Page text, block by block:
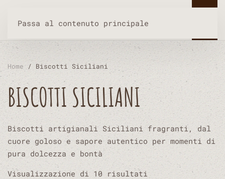
Passa al contenuto principale
Home / Biscotti Siciliani
BISCOTTI SICILIANI
Biscotti artigianali Siciliani fragranti, dal
cuore goloso e sapore autentico per momenti di
pura dolcezza e bontà
Visualizzazione di 10 risultati